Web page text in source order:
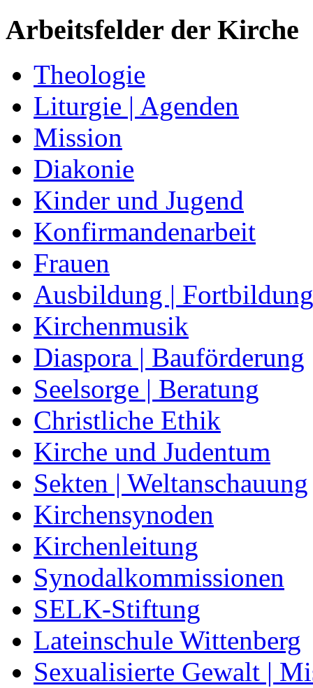
Arbeitsfelder der Kirche
Theologie
Liturgie | Agenden
Mission
Diakonie
Kinder und Jugend
Konfirmandenarbeit
Frauen
Ausbildung | Fortbildung
Kirchenmusik
Diaspora | Bauförderung
Seelsorge | Beratung
Christliche Ethik
Kirche und Judentum
Sekten | Weltanschauung
Kirchensynoden
Kirchenleitung
Synodalkommissionen
SELK-Stiftung
Lateinschule Wittenberg
Sexualisierte Gewalt |